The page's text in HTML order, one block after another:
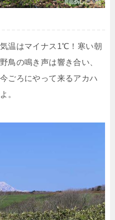
温はマイナス1℃！寒い朝
鳥の鳴き声は響き合い、
ごろにやって来るアカハ
。